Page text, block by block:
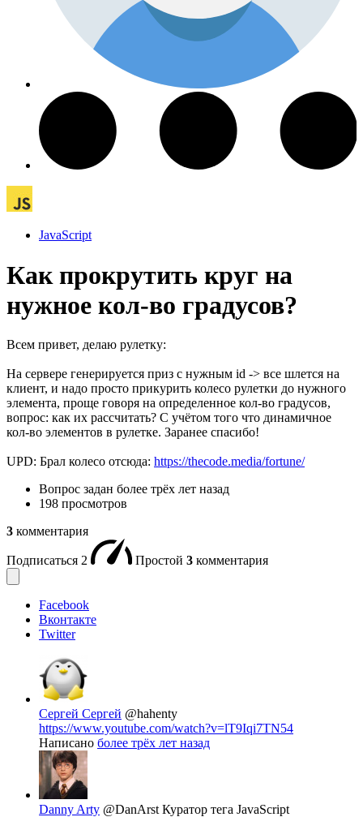
JavaScript
Как прокрутить круг на
нужное кол-во градусов?
Всем привет, делаю рулетку:
На сервере генерируется приз с нужным id -> все шлется на
клиент, и надо просто прикурить колесо рулетки до нужного
элемента, проще говоря на определенное кол-во градусов,
вопрос: как их рассчитать? С учётом того что динамичное
кол-во элементов в рулетке. Заранее спасибо!
UPD: Брал колесо отсюда: https://thecode.media/fortune/
Вопрос задан более трёх лет назад
198 просмотров
3 комментария
Подписаться 2 Простой 3 комментария
Facebook
Вконтакте
Twitter
Сергей Сергей @hahenty
https://www.youtube.com/watch?v=lT9Iqi7TN54
Написано более трёх лет назад
Danny Arty @DanArst Куратор тега JavaScript